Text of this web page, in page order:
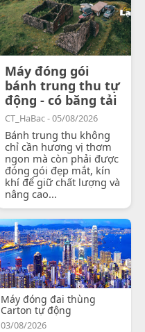
Máy đóng gói
bánh trung thu tự
động - có băng tải
CT_HaBac - 05/08/2026
Bánh trung thu không
chỉ cần hương vị thơm
ngon mà còn phải được
đóng gói đẹp mắt, kín
khí để giữ chất lượng và
nâng cao...
Máy đóng đai thùng
Carton tự động
03/08/2026